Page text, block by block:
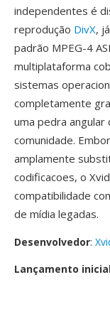
independentes é
reprodução DivX,
padrão MPEG-4
multiplataforma
sistemas
completamente
uma pedra angular
comunidade.
amplamente
codificacoes, o
compatibilidade
de mídia legadas.
Desenvolvedor:
Lançamento